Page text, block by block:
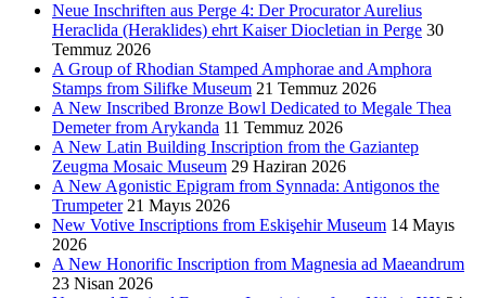
Neue Inschriften aus Perge 4: Der Procurator Aurelius
Heraclida (Heraklides) ehrt Kaiser Diocletian in Perge 30
Temmuz 2026
A Group of Rhodian Stamped Amphorae and Amphora
Stamps from Silifke Museum 21 Temmuz 2026
A New Inscribed Bronze Bowl Dedicated to Megale Thea
Demeter from Arykanda 11 Temmuz 2026
A New Latin Building Inscription from the Gaziantep
Zeugma Mosaic Museum 29 Haziran 2026
A New Agonistic Epigram from Synnada: Antigonos the
Trumpeter 21 Mayıs 2026
New Votive Inscriptions from Eskişehir Museum 14 Mayıs
2026
A New Honorific Inscription from Magnesia ad Maeandrum
23 Nisan 2026